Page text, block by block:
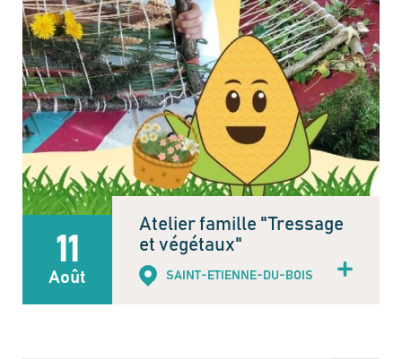
11
Août
Atelier famille "Tressage
et végétaux"
SAINT-ETIENNE-DU-BOIS